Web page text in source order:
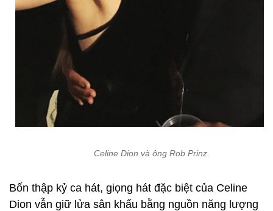
Celine Dion và ông Rob Prinz.
Bốn thập kỷ ca hát, giọng hát đặc biệt của Celine
Dion vẫn giữ lửa sân khấu bằng nguồn năng lượng